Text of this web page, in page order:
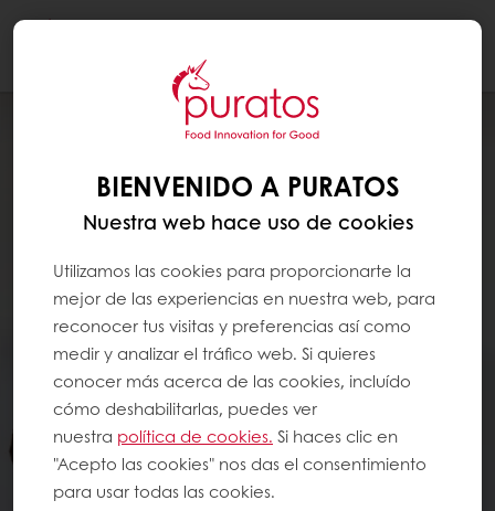
BIENVENIDO A PURATOS
Nuestra web hace uso de cookies
Utilizamos las cookies para proporcionarte la
mejor de las experiencias en nuestra web, para
reconocer tus visitas y preferencias así como
medir y analizar el tráfico web. Si quieres
conocer más acerca de las cookies, incluído
cómo deshabilitarlas, puedes ver
nuestra política de cookies. Si haces clic en
"Acepto las cookies" nos das el consentimiento
para usar todas las cookies.